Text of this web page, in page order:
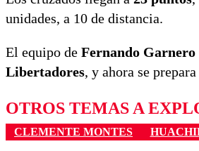
unidades, a 10 de distancia.
El equipo de Fernando Garnero
Libertadores, y ahora se
OTROS TEMAS A
CLEMENTE MONTES